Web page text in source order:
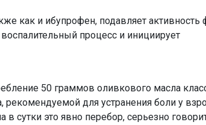
как и ибупрофен, подавляет активность
процесс и инициирует
50 граммов оливкового масла
для устранения боли у
сутки это явно перебор, серьезно